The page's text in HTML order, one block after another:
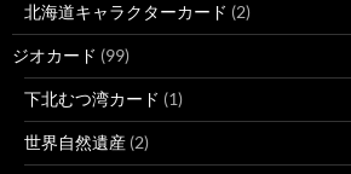
北海道キャラクターカード (2)
ジオカード (99)
下北むつ湾カード (1)
世界自然遺産 (2)